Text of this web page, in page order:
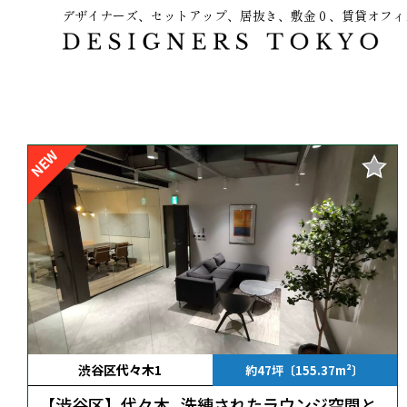
デザイナーズ、セットアップ、居抜き、敷金０、賃貸オフ
NEW
渋谷区代々木1 約47坪〔155.37m²〕